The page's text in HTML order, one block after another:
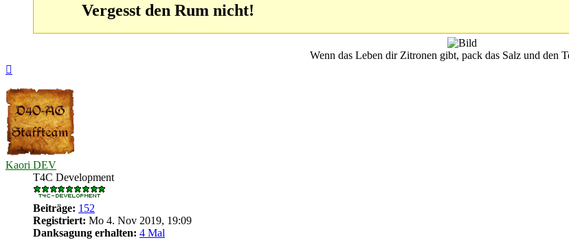
Vergesst den Rum nicht!
Wenn das Leben dir Zitronen gibt, pack das Salz und den
Kaori DEV
T4C Development
Beiträge: 152
Registriert: Mo 4. Nov 2019, 19:09
Danksagung erhalten: 4 Mal